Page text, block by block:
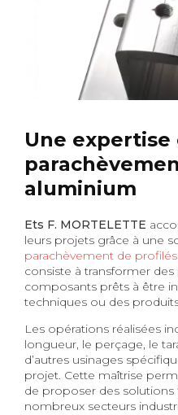
Une
aluminium
Ets F. MORTELETTE
leurs projets grâce à une
parachèvement de
consiste à transformer
composants prêts à être
techniques ou des
Les opérations réalisées
longueur, le perçage, le
d’autres usinages
projet. Cette maîtrise
de proposer des solutions
nombreux secteurs